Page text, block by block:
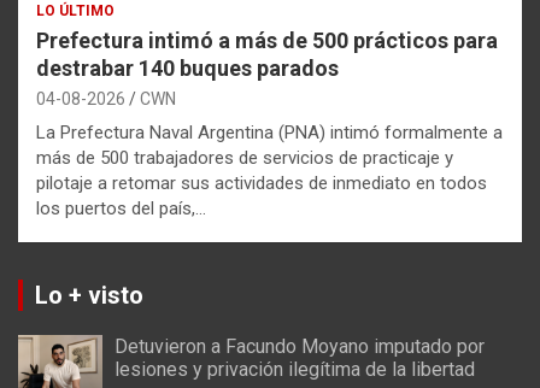
LO ÚLTIMO
Prefectura intimó a más de 500 prácticos para
destrabar 140 buques parados
04-08-2026 CWN
La Prefectura Naval Argentina (PNA) intimó formalmente a
más de 500 trabajadores de servicios de practicaje y
pilotaje a retomar sus actividades de inmediato en todos
los puertos del país,…
Lo + visto
Detuvieron a Facundo Moyano imputado por
lesiones y privación ilegítima de la libertad